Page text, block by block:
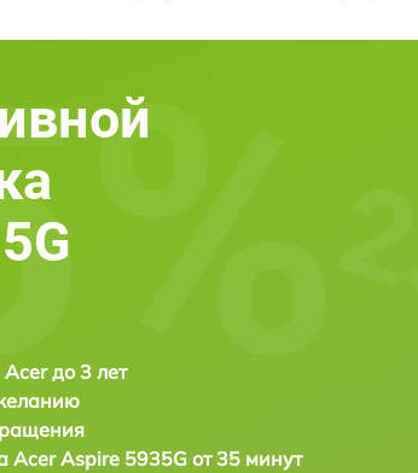
Acer до 3 лет
Acer Aspire 5935G от 35 минут